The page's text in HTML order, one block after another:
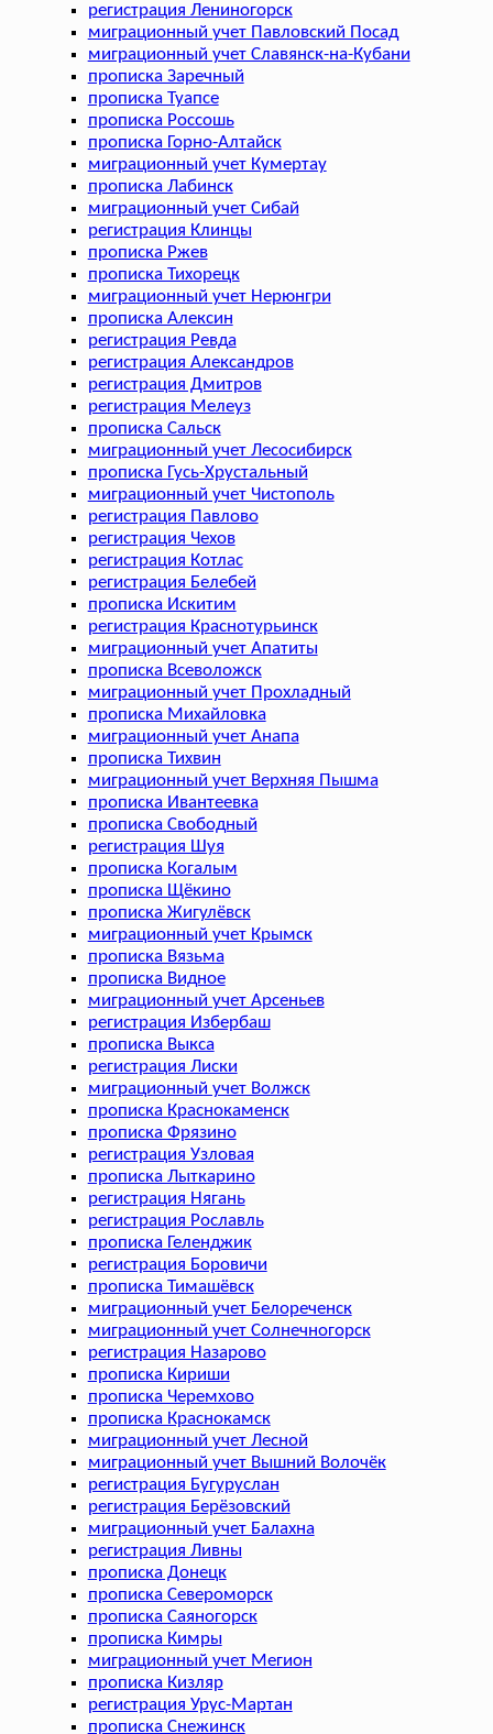
регистрация Лениногорск
миграционный учет Павловский Посад
миграционный учет Славянск-на-Кубани
прописка Заречный
прописка Туапсе
прописка Россошь
прописка Горно-Алтайск
миграционный учет Кумертау
прописка Лабинск
миграционный учет Сибай
регистрация Клинцы
прописка Ржев
прописка Тихорецк
миграционный учет Нерюнгри
прописка Алексин
регистрация Ревда
регистрация Александров
регистрация Дмитров
регистрация Мелеуз
прописка Сальск
миграционный учет Лесосибирск
прописка Гусь-Хрустальный
миграционный учет Чистополь
регистрация Павлово
регистрация Чехов
регистрация Котлас
регистрация Белебей
прописка Искитим
регистрация Краснотурьинск
миграционный учет Апатиты
прописка Всеволожск
миграционный учет Прохладный
прописка Михайловка
миграционный учет Анапа
прописка Тихвин
миграционный учет Верхняя Пышма
прописка Ивантеевка
прописка Свободный
регистрация Шуя
прописка Когалым
прописка Щёкино
прописка Жигулёвск
миграционный учет Крымск
прописка Вязьма
прописка Видное
миграционный учет Арсеньев
регистрация Избербаш
прописка Выкса
регистрация Лиски
миграционный учет Волжск
прописка Краснокаменск
прописка Фрязино
регистрация Узловая
прописка Лыткарино
регистрация Нягань
регистрация Рославль
прописка Геленджик
регистрация Боровичи
прописка Тимашёвск
миграционный учет Белореченск
миграционный учет Солнечногорск
регистрация Назарово
прописка Кириши
прописка Черемхово
прописка Краснокамск
миграционный учет Лесной
миграционный учет Вышний Волочёк
регистрация Бугуруслан
регистрация Берёзовский
миграционный учет Балахна
регистрация Ливны
прописка Донецк
прописка Североморск
прописка Саяногорск
прописка Кимры
миграционный учет Мегион
прописка Кизляр
регистрация Урус-Мартан
прописка Снежинск